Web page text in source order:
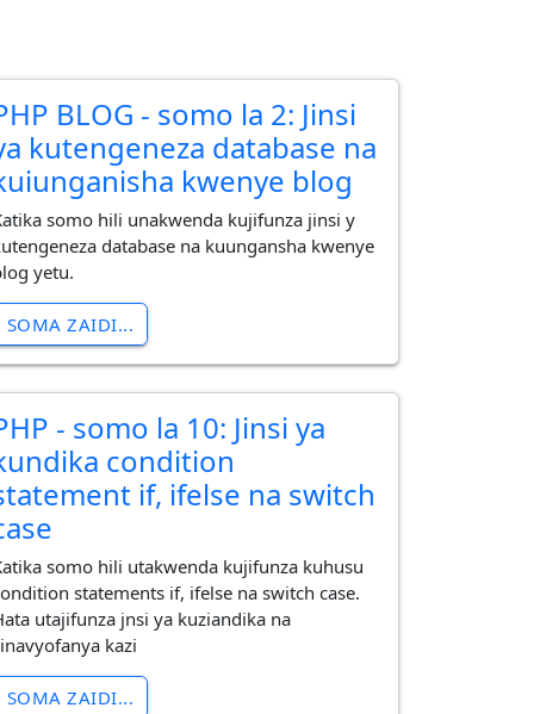
BLOG - somo la 2: Jinsi
kutengeneza database na
kwenye blog
somo hili unakwenda kujifunza jinsi y
database na kuungansha kwenye
yetu.
SOMA ZAIDI...
- somo la 10: Jinsi ya
condition
if, ifelse na switch
somo hili utakwenda kujifunza kuhusu
statements if, ifelse na switch case.
utajifunza jnsi ya kuziandika na
kazi
SOMA ZAIDI...